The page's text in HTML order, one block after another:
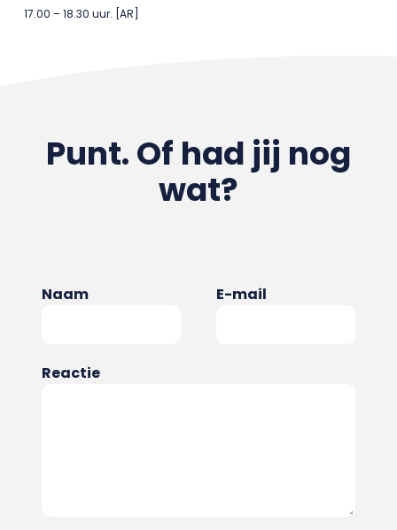
17.00 – 18.30 uur. [AR]
Punt. Of had jij nog
wat?
Naam E-mail
Reactie